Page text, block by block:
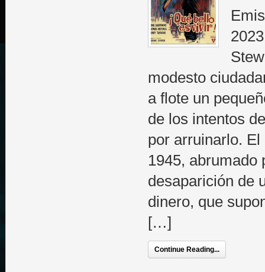
modesto
a flote un
de los intentos
por arruinarlo.
1945, abrumado
desaparición de
dinero, que
[…]
Continue Reading...